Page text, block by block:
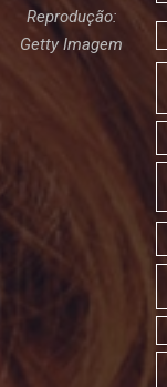
Reprodução:
Getty Imagem